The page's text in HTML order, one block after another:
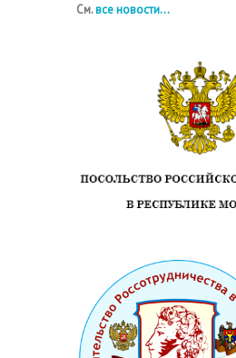
См.все новости...